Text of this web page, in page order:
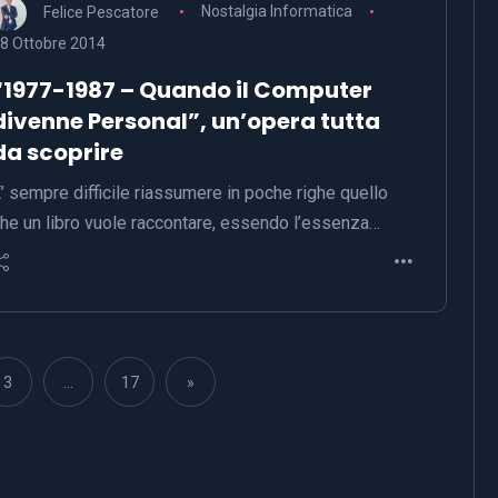
Felice Pescatore
Nostalgia Informatica
Ottobre 2014
1987 – Quando il Computer
Personal”, un’opera tutta
scoprire
sempre difficile riassumere in poche righe quello
un libro vuole raccontare, essendo l’essenza…
3 17 »